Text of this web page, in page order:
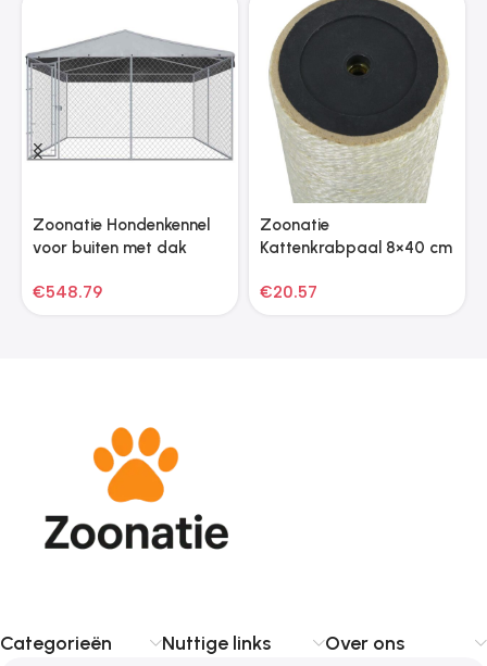
Zoonatie Hondenkennel
voor buiten met dak
€548.79
Zoonatie
Kattenkrabpaal 8×40 cm
€20.57
Categorieën Nuttige links Over ons